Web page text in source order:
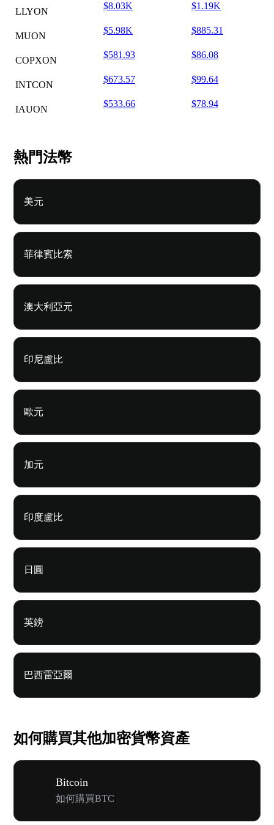
LLYON
$8.03K $1.19K
MUON
$5.98K $885.31
COPXON
$581.93 $86.08
INTCON
$673.57 $99.64
IAUON
$533.66 $78.94
熱門法幣
美元
菲律賓比索
澳大利亞元
印尼盧比
歐元
加元
印度盧比
日圓
英鎊
巴西雷亞爾
如何購買其他加密貨幣資產
Bitcoin
如何購買BTC